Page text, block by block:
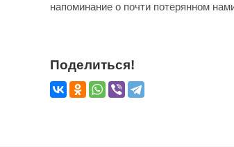
напоминание о почти потерянном
Поделиться!